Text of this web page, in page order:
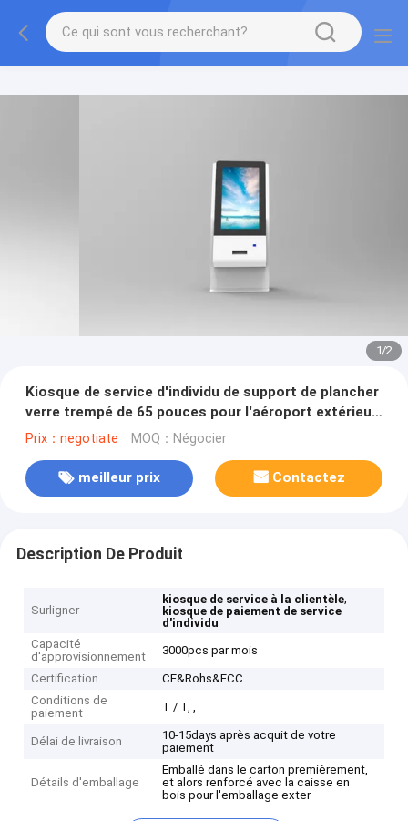
1/2
Kiosque de service d'individu de support de plancher
verre trempé de 65 pouces pour l'aéroport extérieur
de banque
Prix：negotiate MOQ：Négocier
meilleur prix Contactez
Description De Produit
Surligner
kiosque de service à la clientèle,
kiosque de paiement de service
d'individu
Capacité
d'approvisionnement
3000pcs par mois
Certification
CE&Rohs&FCC
Conditions de
paiement
T / T, ,
Délai de livraison
10-15days après acquit de votre
paiement
Détails d'emballage
Emballé dans le carton premièrement,
et alors renforcé avec la caisse en
bois pour l'emballage exter